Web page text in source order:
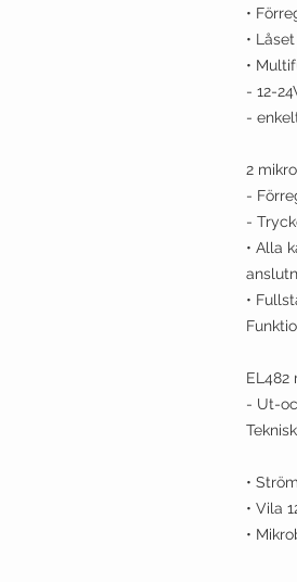
•
•
•
- 12-
-
2
-
-
• Alla
•
EL482
- Ut-
•
• Vila
•